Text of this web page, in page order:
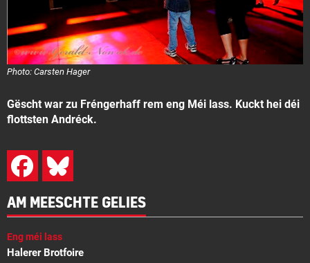
Photo: Carsten Hager
Gëscht war zu Fréngerhaff rem eng Méi lass. Kuckt hei déi
flottsten Andréck.
AM MEESCHTE GELIES
Eng méi lass
Halerer Brotfoire